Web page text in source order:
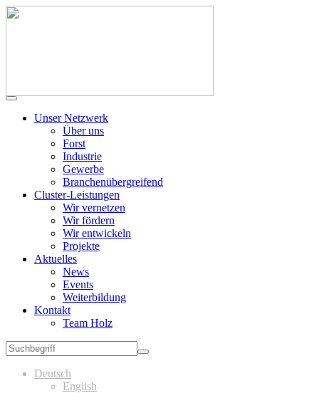
Unser Netzwerk
Über uns
Forst
Industrie
Gewerbe
Branchenübergreifend
Cluster-Leistungen
Wir vernetzen
Wir fördern
Wir entwickeln
Projekte
Aktuelles
News
Events
Weiterbildung
Kontakt
Team Holz
Deutsch
English